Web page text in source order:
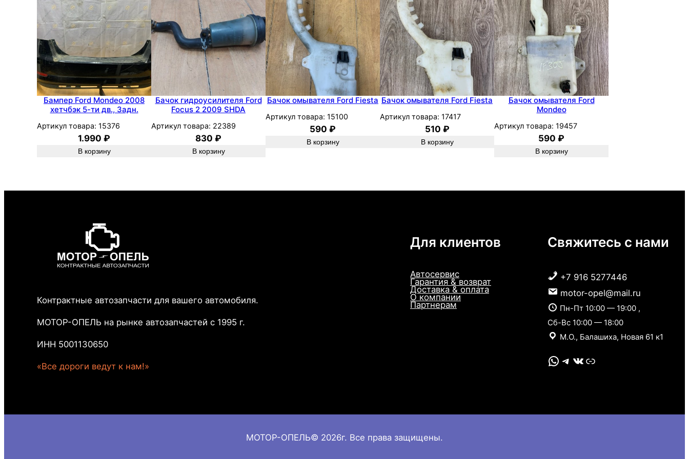
2
2
0
0
8
S
H
D
Бампер Ford Mondeo 2008
хетчбэк 5-ти дв., Задн.
Артикул товара: 15376
1.990 ₽
В корзину
Бачок гидроусилителя Ford
Focus 2 2009 SHDA
Артикул товара: 22389
830 ₽
В корзину
Бачок омывателя Ford Fiesta
Артикул товара: 15100
590 ₽
В корзину
Бачок омывателя Ford Fiesta
Артикул товара: 17417
510 ₽
В корзину
Бачок омывателя Ford
Mondeo
Артикул товара: 19457
590 ₽
В корзину
Контрактные автозапчасти для вашего автомобиля.
МОТОР-ОПЕЛЬ на рынке автозапчастей с 1995 г.
ИНН 5001130650
«Все дороги ведут к нам!»
Для клиентов
Автосервис
Гарантия & возврат
Доставка & оплата
О компании
Партнерам
Свяжитесь с нами
+7 916 5277446
motor-opel@mail.ru
Пн-Пт 10:00 — 19:00 ,
Сб-Вс 10:00 — 18:00
М.О., Балашиха, Новая 61 к1
WhatsApp Telegram VK Link
МОТОР-ОПЕЛЬ© 2026г. Все права защищены.